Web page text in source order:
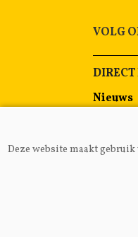
VOLG
DIRECT
Nieuws
Deze website maakt